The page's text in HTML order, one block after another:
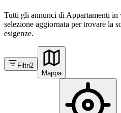
Tutti gli annunci di Appartamenti in
selezione aggiornata per trovare la
esigenze.
Filtri2
Mappa